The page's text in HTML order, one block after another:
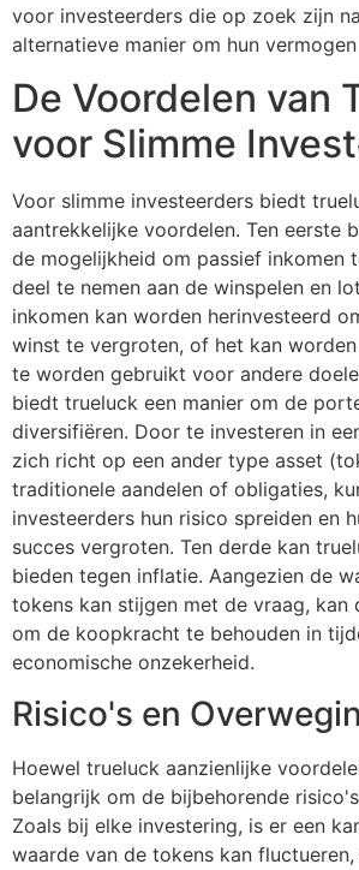
voor investeerders die op zoek zijn
alternatieve manier om hun
De Voordelen van
voor Slimme
Voor slimme investeerders biedt
aantrekkelijke voordelen. Ten eerste
de mogelijkheid om passief inkomen
deel te nemen aan de winspelen en
inkomen kan worden herinvesteerd
winst te vergroten, of het kan
te worden gebruikt voor andere
biedt trueluck een manier om de
diversifiëren. Door te investeren in
zich richt op een ander type asset
traditionele aandelen of obligaties,
investeerders hun risico spreiden en
succes vergroten. Ten derde kan
bieden tegen inflatie. Aangezien de
tokens kan stijgen met de vraag, kan
om de koopkracht te behouden in
economische onzekerheid.
Risico's en
Hoewel trueluck aanzienlijke
belangrijk om de bijbehorende
Zoals bij elke investering, is er een
waarde van de tokens kan